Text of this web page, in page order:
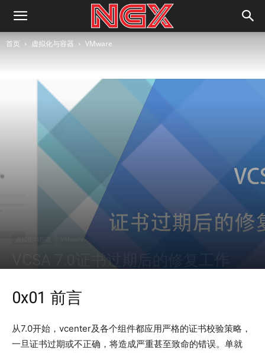
首页 虚拟化与容器 VMware
VCSA 7.0证书过期后的修复工作
0x01 前言
从7.0开始，vcenter及各个组件都应用严格的证书校验策略，
一旦证书过期或不正确，将造成严重甚至致命的错误。单就